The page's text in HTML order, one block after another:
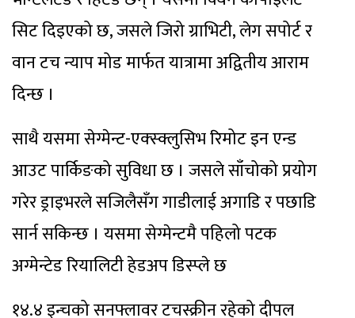
सिट दिइएको छ, जसले जिरो ग्राभिटी, लेग सपोर्ट र
वान टच न्याप मोड मार्फत यात्रामा अद्वितीय आराम
दिन्छ ।
साथै यसमा सेग्मेन्ट-एक्स्क्लुसिभ रिमोट इन एन्ड
आउट पार्किङको सुविधा छ । जसले साँचोको प्रयोग
गरेर ड्राइभरले सजिलैसँग गाडीलाई अगाडि र पछाडि
सार्न सकिन्छ । यसमा सेग्मेन्टमै पहिलो पटक
अग्मेन्टेड रियालिटी हेडअप डिस्प्ले छ
१४.४ इन्चको सनफ्लावर टचस्क्रीन रहेको दीपल